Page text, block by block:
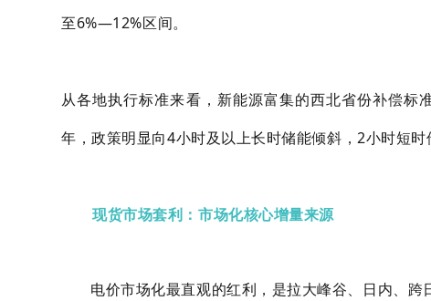
至6%—12%区间。
从各地执行标准来看，新能源富集的西北省份补偿
年，政策明显向4小时及以上长时储能倾斜，2小时短时
现货市场套利：市场化核心增量来源
电价市场化最直观的红利，是拉大峰谷、日内、跨